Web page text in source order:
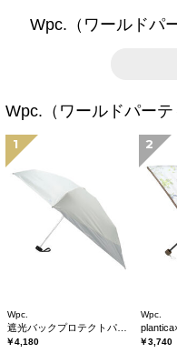
Wpc.（ワールドパ
Wpc.（ワールドパー
1
Wpc.
￥4,180
2
Wpc.
￥3,740